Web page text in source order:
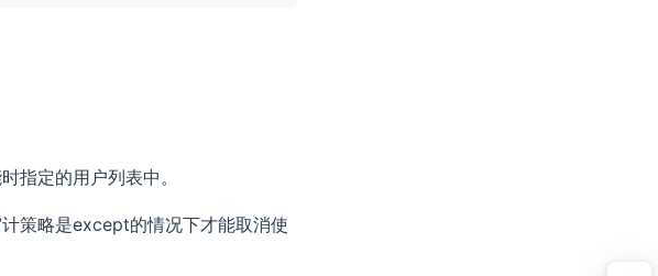
指定的用户列表中。
策略是except的情况下才能取消使